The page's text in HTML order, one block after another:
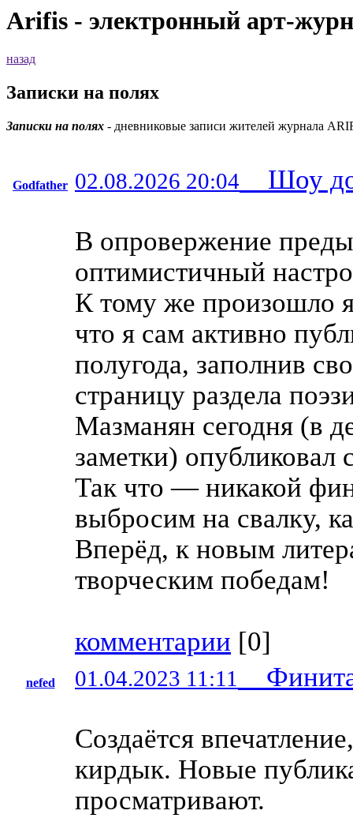
Arifis - электронный арт-
назад
Записки на полях
Записки на полях - дневниковые записи жителей журнала
Godfather 02.08.2026 20:04 Шоу
В опровержение
оптимистичный
К тому же произошло
что я сам активно
полугода, заполнив
страницу раздела
Мазманян сегодня (в
заметки) опубликовал
Так что — никакой
выбросим на свалку,
Вперёд, к новым
творческим победам!
комментарии [0]
nefed 01.04.2023 11:11
Создаётся
кирдык. Новые
просматривают.